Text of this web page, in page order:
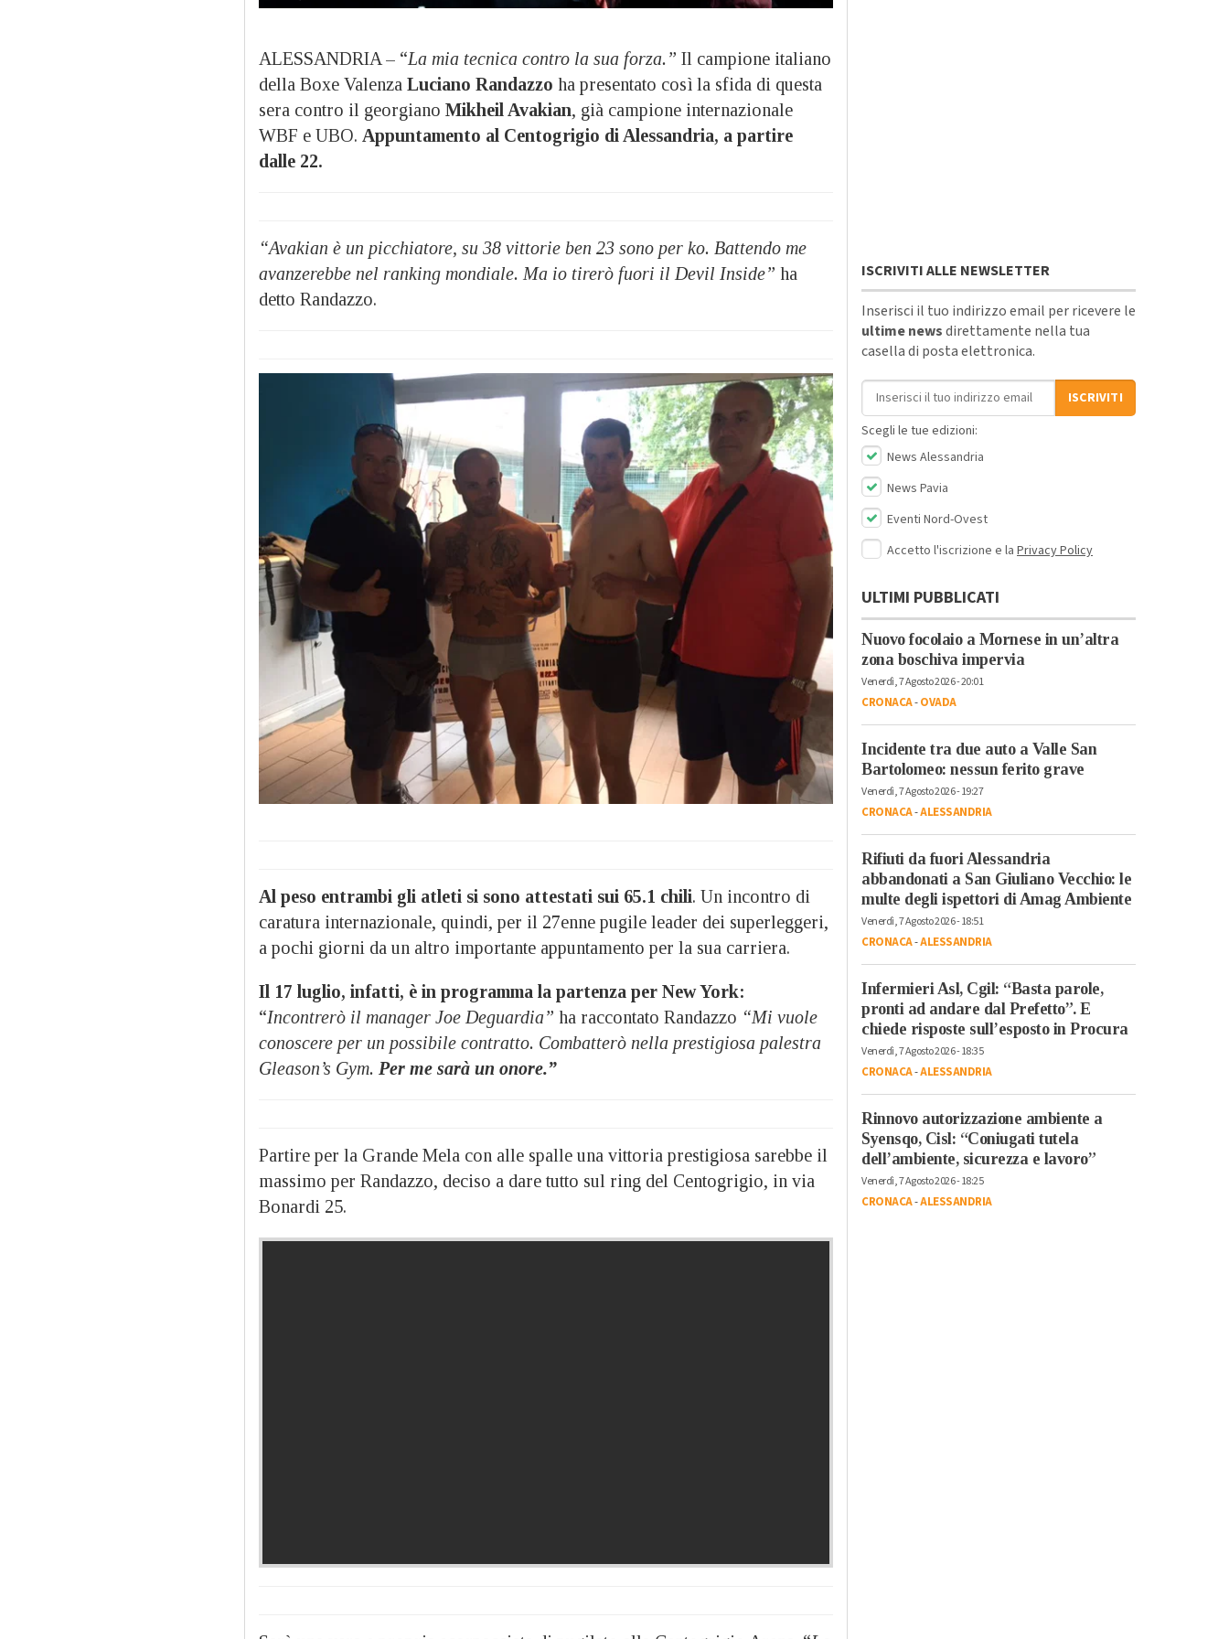
ALESSANDRIA – “La mia tecnica contro la sua forza.” Il campione italiano
della Boxe Valenza Luciano Randazzo ha presentato così la sfida di questa
sera contro il georgiano Mikheil Avakian, già campione internazionale
WBF e UBO. Appuntamento al Centogrigio di Alessandria, a partire
dalle 22.
“Avakian è un picchiatore, su 38 vittorie ben 23 sono per ko. Battendo me
avanzerebbe nel ranking mondiale. Ma io tirerò fuori il Devil Inside” ha
detto Randazzo.
Al peso entrambi gli atleti si sono attestati sui 65.1 chili. Un incontro di
caratura internazionale, quindi, per il 27enne pugile leader dei superleggeri,
a pochi giorni da un altro importante appuntamento per la sua carriera.
Il 17 luglio, infatti, è in programma la partenza per New York:
“Incontrerò il manager Joe Deguardia” ha raccontato Randazzo “Mi vuole
conoscere per un possibile contratto. Combatterò nella prestigiosa palestra
Gleason’s Gym. Per me sarà un onore.”
Partire per la Grande Mela con alle spalle una vittoria prestigiosa sarebbe il
massimo per Randazzo, deciso a dare tutto sul ring del Centogrigio, in via
Bonardi 25.
ISCRIVITI ALLE NEWSLETTER
Inserisci il tuo indirizzo email per ricevere le
ultime newsdirettamente nella tua
casella di posta elettronica.
Indirizzo email
ISCRIVITI
Scegli le tue edizioni:
News Alessandria
News Pavia
Eventi Nord-Ovest
Accetto l'iscrizione e la Privacy Policy
ULTIMI PUBBLICATI
Nuovo focolaio a Mornese in un’altra
zona boschiva impervia
Venerdì, 7 Agosto 2026 - 20:01
CRONACA-OVADA
Incidente tra due auto a Valle San
Bartolomeo: nessun ferito grave
Venerdì, 7 Agosto 2026 - 19:27
CRONACA-ALESSANDRIA
Rifiuti da fuori Alessandria
abbandonati a San Giuliano Vecchio: le
multe degli ispettori di Amag Ambiente
Venerdì, 7 Agosto 2026 - 18:51
CRONACA-ALESSANDRIA
Infermieri Asl, Cgil: “Basta parole,
pronti ad andare dal Prefetto”. E
chiede risposte sull’esposto in Procura
Venerdì, 7 Agosto 2026 - 18:35
CRONACA-ALESSANDRIA
Rinnovo autorizzazione ambiente a
Syensqo, Cisl: “Coniugati tutela
dell’ambiente, sicurezza e lavoro”
Venerdì, 7 Agosto 2026 - 18:25
CRONACA-ALESSANDRIA